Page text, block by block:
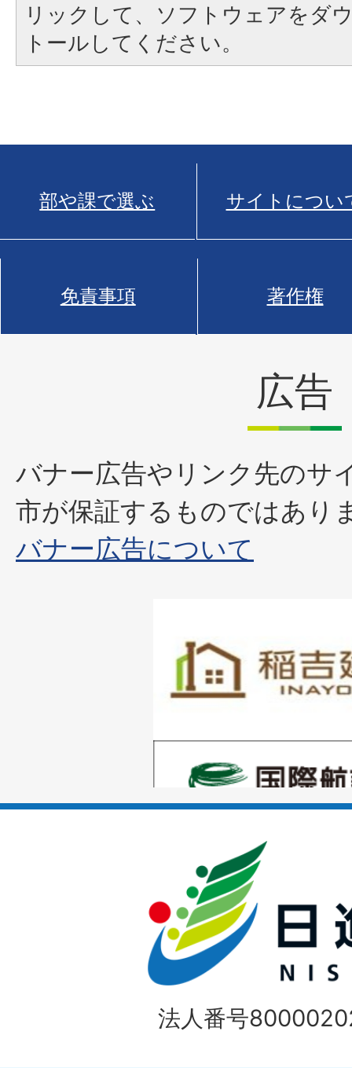
リックして、ソフトウェアをダ
トールしてください。
部や課で選ぶ サイトについ
免責事項 著作権
広告
バナー広告やリンク先のサ
市が保証するものではあり
バナー広告について
枚
目
ラ
枚
ス
ラ
イ
ド
1
枚
目
の
法人番号